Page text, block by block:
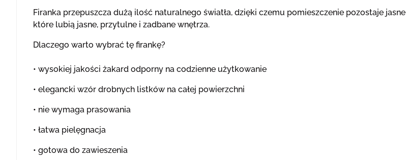
Firanka przepuszcza dużą ilość naturalnego światła, dzięki czemu pomieszczenie pozostaje
które lubią jasne, przytulne i zadbane wnętrza.
Dlaczego warto wybrać tę firankę?
• wysokiej jakości żakard odporny na codzienne użytkowanie
• elegancki wzór drobnych listków na całej powierzchni
• nie wymaga prasowania
• łatwa pielęgnacja
• gotowa do zawieszenia